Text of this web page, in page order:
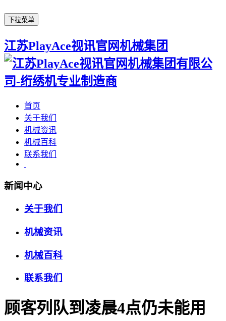
下拉菜单
江苏PlayAce视讯官网机械集团
首页
关于我们
机械资讯
机械百科
联系我们
新闻中心
关于我们
机械资讯
机械百科
联系我们
顾客列队到凌晨4点仍未能用